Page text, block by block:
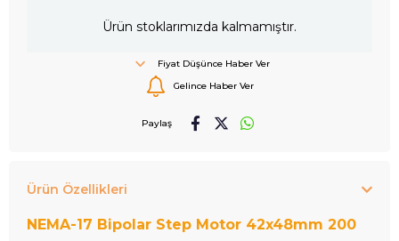
Ürün stoklarımızda kalmamıştır.
Fiyat Düşünce Haber Ver
Gelince Haber Ver
Paylaş
Ürün Özellikleri
NEMA-17 Bipolar Step Motor 42x48mm 200